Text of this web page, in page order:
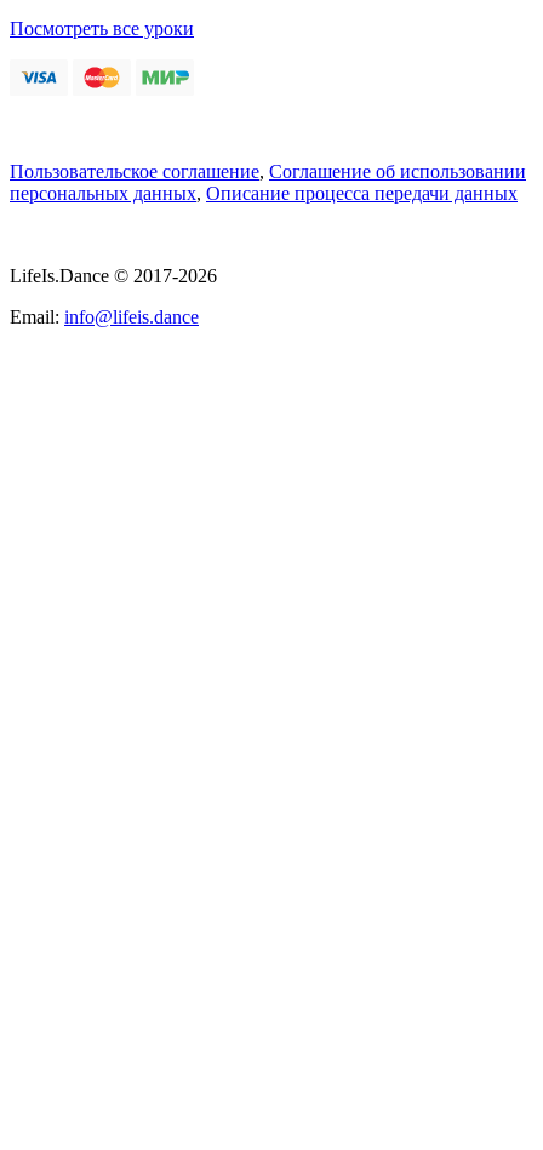
Посмотреть все уроки
Пользовательское соглашение, Соглашение об использовании
персональных данных, Описание процесса передачи данных
LifeIs.Dance © 2017-2026
Email: info@lifeis.dance